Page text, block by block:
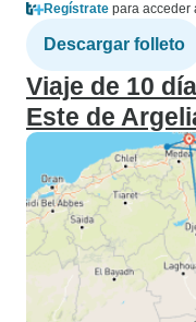
Regístrate para acceder
Descargar folleto
Viaje de 10
Este de